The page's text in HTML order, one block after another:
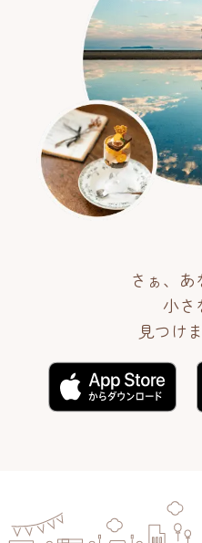
さぁ、あ
小さ
見つけ